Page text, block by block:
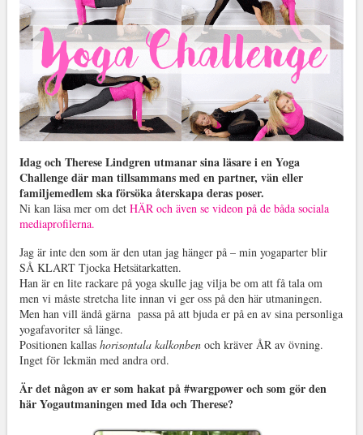
Idag och Therese Lindgren utmanar sina läsare i en Yoga
Challenge där man tillsammans med en partner, vän eller
familjemedlem ska försöka återskapa deras poser.
Ni kan läsa mer om det HÄR och även se videon på de båda sociala
mediaprofilerna.
Jag är inte den som är den utan jag hänger på – min yogaparter blir
SÅ KLART Tjocka Hetsätarkatten.
Han är en lite rackare på yoga skulle jag vilja be om att få tala om
men vi måste stretcha lite innan vi ger oss på den här utmaningen.
Men han vill ändå gärna passa på att bjuda er på en av sina personliga
yogafavoriter så länge.
Positionen kallas horisontala kalkonbenoch kräver ÅR av övning.
Inget för lekmän med andra ord.
Är det någon av er som hakat på #wargpower och som gör den
här Yogautmaningen med Ida och Therese?